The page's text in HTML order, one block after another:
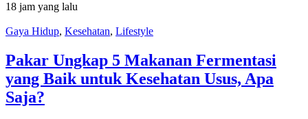
18 jam yang lalu
Gaya Hidup, Kesehatan, Lifestyle
Pakar Ungkap 5 Makanan Fermentasi
yang Baik untuk Kesehatan Usus, Apa
Saja?